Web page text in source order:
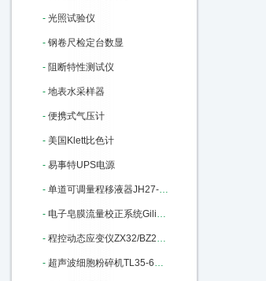
- 光照试验仪
- 钢卷尺检定台数显
- 阻断特性测试仪
- 地表水采样器
- 便携式气压计
- 美国Klett比色计
- 易事特UPS电源
- 单道可调量程移液器JH27-100-1000ul M22806
- 电子皂膜流量校正系统Gilibrator-2：M91285
- 程控动态应变仪ZX32/BZ2668 库号：M184253
- 超声波细胞粉碎机TL35-650Y库号：M240147